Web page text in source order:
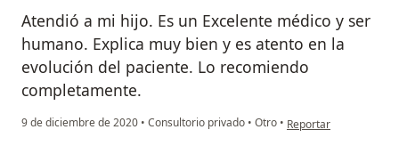
Atendió a mi hijo. Es un Excelente médico y ser
humano. Explica muy bien y es atento en la
evolución del paciente. Lo recomiendo
completamente.
9 de diciembre de 2020 • Consultorio privado • Otro • en opinión del
Reportar